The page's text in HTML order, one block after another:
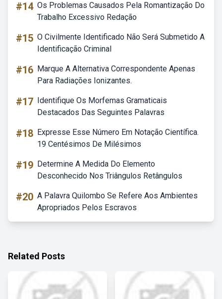
#14 Os Problemas Causados Pela Romantização Do
Trabalho Excessivo Redação
#15 O Civilmente Identificado Não Será Submetido A
Identificação Criminal
#16 Marque A Alternativa Correspondente Apenas
Para Radiações Ionizantes.
#17 Identifique Os Morfemas Gramaticais
Destacados Das Seguintes Palavras
#18 Expresse Esse Número Em Notação Científica.
19 Centésimos De Milésimos
#19 Determine A Medida Do Elemento
Desconhecido Nos Triângulos Retângulos
#20 A Palavra Quilombo Se Refere Aos Ambientes
Apropriados Pelos Escravos
Related Posts